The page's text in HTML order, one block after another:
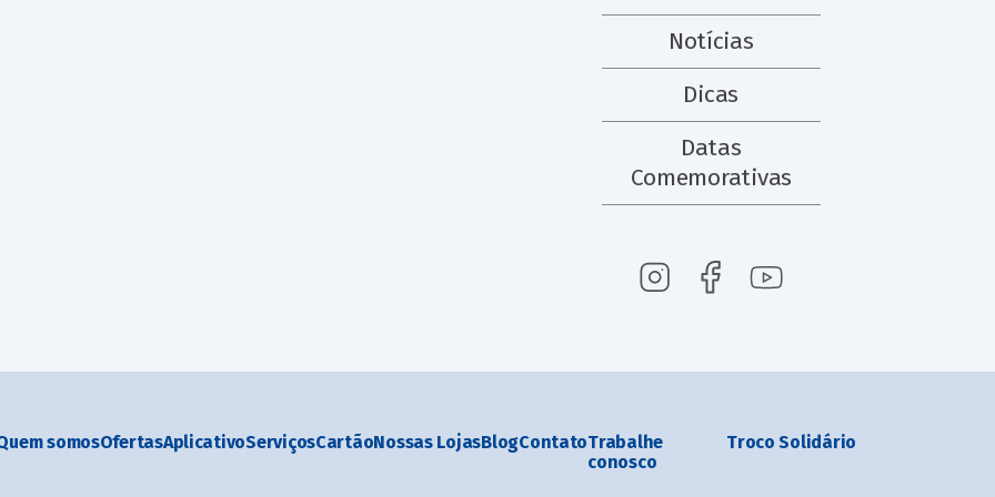
Notícias
Dicas
Datas
Comemorativas
somosOfertasAplicativoServiçosCartãoNossas LojasBlogContatoTrabalhe
conosco
Troco Solidário